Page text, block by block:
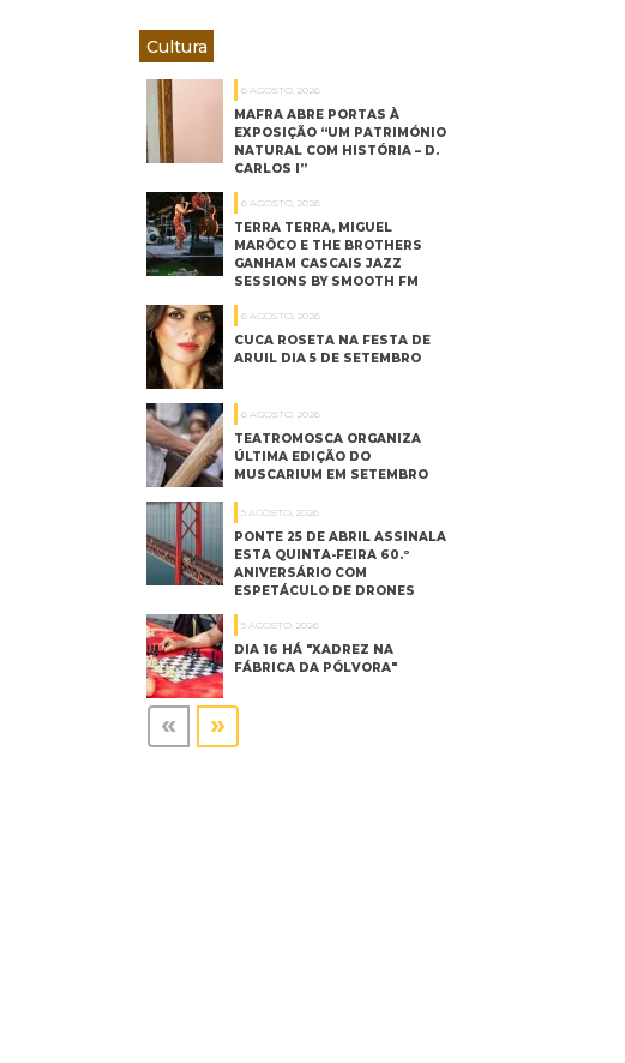
Cultura
6 AGOSTO, 2026
MAFRA ABRE PORTAS À
EXPOSIÇÃO “UM PATRIMÓNIO
NATURAL COM HISTÓRIA – D.
CARLOS I”
6 AGOSTO, 2026
TERRA TERRA, MIGUEL
MARÔCO E THE BROTHERS
GANHAM CASCAIS JAZZ
SESSIONS BY SMOOTH FM
6 AGOSTO, 2026
CUCA ROSETA NA FESTA DE
ARUIL DIA 5 DE SETEMBRO
6 AGOSTO, 2026
TEATROMOSCA ORGANIZA
ÚLTIMA EDIÇÃO DO
MUSCARIUM EM SETEMBRO
5 AGOSTO, 2026
PONTE 25 DE ABRIL ASSINALA
ESTA QUINTA-FEIRA 60.º
ANIVERSÁRIO COM
ESPETÁCULO DE DRONES
5 AGOSTO, 2026
DIA 16 HÁ "XADREZ NA
FÁBRICA DA PÓLVORA"
« »